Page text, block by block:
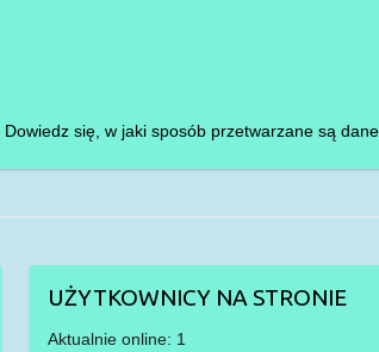
Dowiedz się, w jaki sposób przetwarzane są
UŻYTKOWNICY NA STRONIE
Aktualnie online: 1